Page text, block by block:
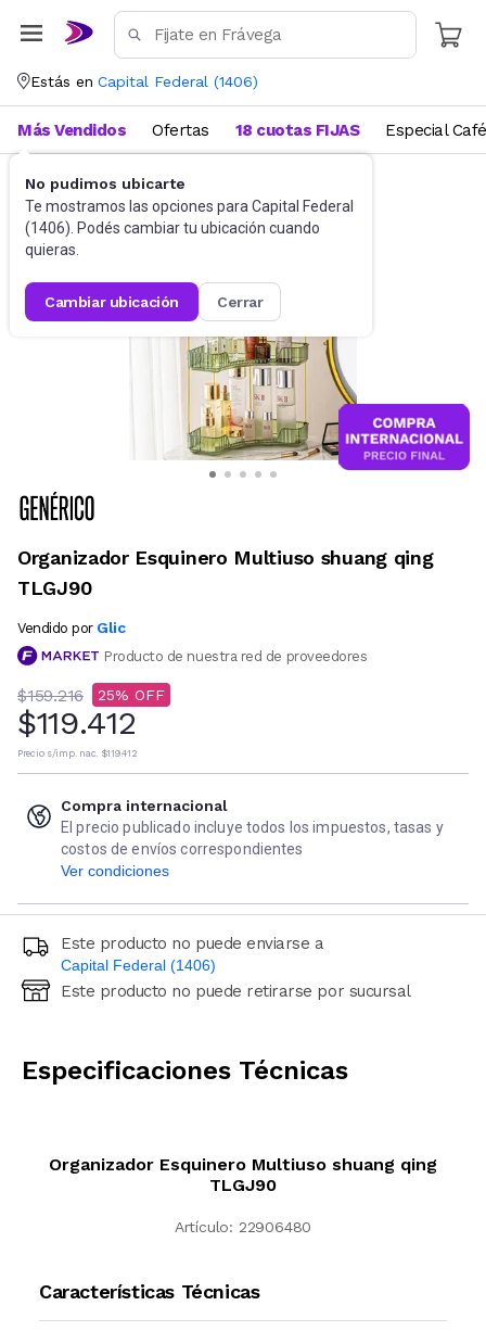
Estás en Capital Federal (1406)
No pudimos ubicarte
Te mostramos las opciones para Capital Federal
(1406). Podés cambiar tu ubicación cuando
quieras.
cambiar ubicación cerrar
Más Vendidos Ofertas 18 cuotas FIJAS Especial Café
Baño Accesorios de baño
Organizador Esquinero Multiuso shuang qing
TLGJ90
Vendido por Glic
Producto de nuestra red de proveedores
$159.216 25
$119.412
Precio s/imp. nac. $119.412
Compra internacional
El precio publicado incluye todos los impuestos, tasas y
costos de envíos correspondientes
Ver condiciones
Este producto no puede enviarse a
Capital Federal (1406)
Ingresá código postal (sólo números)
Este producto no puede retirarse por sucursal
Especificaciones Técnicas
Organizador Esquinero Multiuso shuang qing
TLGJ90
Artículo: 22906480
Características Técnicas